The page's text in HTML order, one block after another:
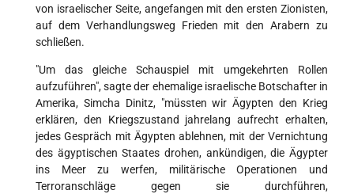
von israelischer Seite, angefangen mit den ersten Zionisten,
auf dem Verhandlungsweg Frieden mit den Arabern zu
schließen.
"Um das gleiche Schauspiel mit umgekehrten Rollen
aufzuführen", sagte der ehemalige israelische Botschafter in
Amerika, Simcha Dinitz, "müssten wir Ägypten den Krieg
erklären, den Kriegszustand jahrelang aufrecht erhalten,
jedes Gespräch mit Ägypten ablehnen, mit der Vernichtung
des ägyptischen Staates drohen, ankündigen, die Ägypter
ins Meer zu werfen, militärische Operationen und
Terroranschläge gegen sie durchführen,